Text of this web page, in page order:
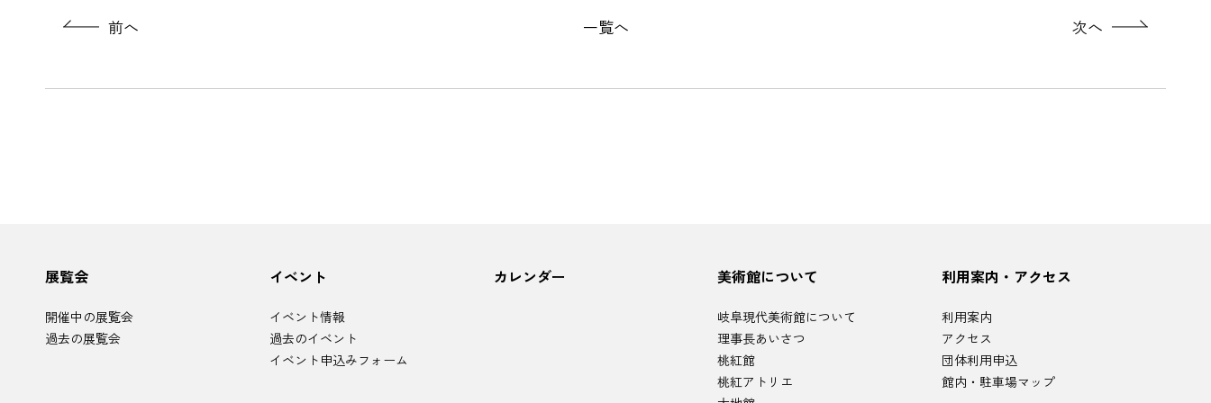
前へ 一覧へ 次へ
サ
イ
マ
ッ
プ
展覧会
開催中の展覧会
過去の展覧会
イベント
イベント情報
過去のイベント
イベント申込みフォーム
カレンダー 美術館について
岐阜現代美術館について
理事長あいさつ
桃紅館
桃紅アトリエ
利用案内・アクセス
利用案内
アクセス
団体利用申込
館内・駐車場マップ